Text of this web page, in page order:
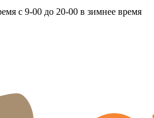
с 9-00 до 20-00 в зимнее время